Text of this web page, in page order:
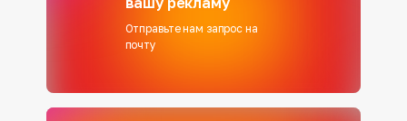
Отправьте нам запрос на
почту